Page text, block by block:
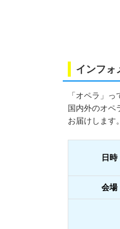
インフォ
「オペラ」
国内外のオペ
お届けします。
日時
会場